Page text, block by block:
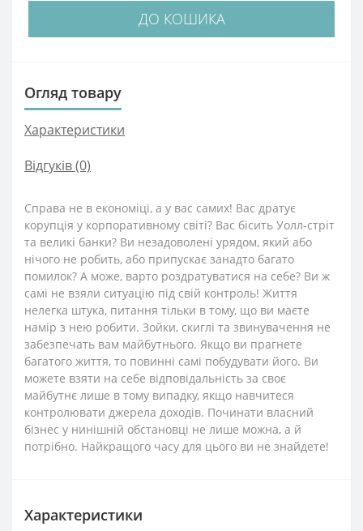
ДО КОШИКА
Огляд товару
Характеристики
Відгуків (0)
Справа не в економіці, а у вас самих! Вас дратує
корупція у корпоративному світі? Вас бісить Уолл-стріт
та великі банки? Ви незадоволені урядом, який або
нічого не робить, або припускає занадто багато
помилок? А може, варто роздратуватися на себе? Ви ж
самі не взяли ситуацію під свій контроль! Життя
нелегка штука, питання тільки в тому, що ви маєте
намір з нею робити. Зойки, скиглі та звинувачення не
забезпечать вам майбутнього. Якщо ви прагнете
багатого життя, то повинні самі побудувати його. Ви
можете взяти на себе відповідальність за своє
майбутнє лише в тому випадку, якщо навчитеся
контролювати джерела доходів. Починати власний
бізнес у нинішній обстановці не лише можна, а й
потрібно. Найкращого часу для цього ви не знайдете!
Характеристики